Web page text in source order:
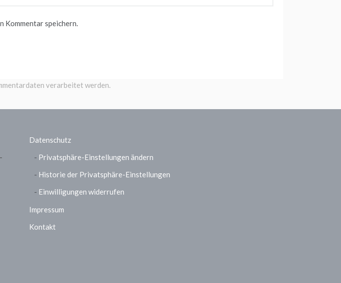
Kommentar speichern.
verarbeitet werden.
Datenschutz
Privatsphäre-Einstellungen ändern
Historie der Privatsphäre-Einstellungen
Einwilligungen widerrufen
Impressum
Kontakt